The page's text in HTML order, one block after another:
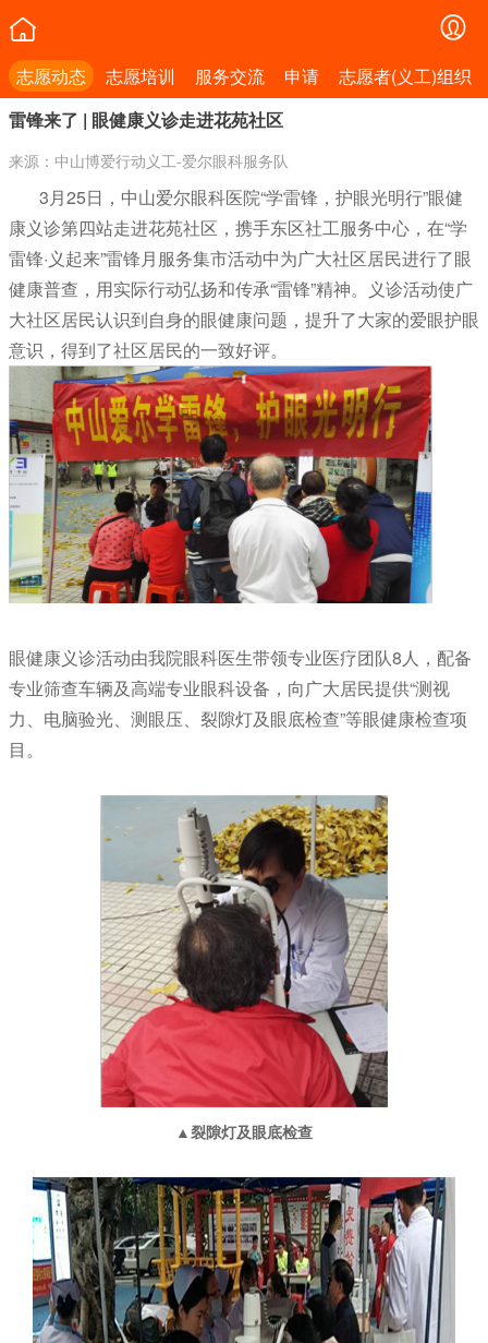
志愿动态 志愿培训 服务交流 申请
志愿者(义工)组织
雷锋来了 | 眼健康义诊走进花苑社区
来源：中山博爱行动义工-爱尔眼科服务队
3月25日，中山爱尔眼科医院“学雷锋，护眼光明行”眼健
康义诊第四站走进花苑社区，携手东区社工服务中心，在“学
雷锋·义起来”雷锋月服务集市活动中为广大社区居民进行了眼
健康普查，用实际行动弘扬和传承“雷锋”精神。义诊活动使广
大社区居民认识到自身的眼健康问题，提升了大家的爱眼护眼
意识，得到了社区居民的一致好评。
眼健康义诊活动由我院眼科医生带领专业医疗团队8人，配备
专业筛查车辆及高端专业眼科设备，向广大居民提供“测视
力、电脑验光、测眼压、裂隙灯及眼底检查”等眼健康检查项
目。
▲裂隙灯及眼底检查